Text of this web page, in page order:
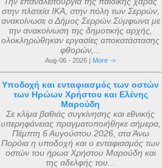
στην πλατεία ΙΚΑ, στην πόλη των Σερρών,
ανακοίνωσε ο Δήμος Σερρών.Σύμφωνα με
την ανακοίνωση της δημοτικής αρχής,
ολοκληρώθηκαν εργασίες αποκατάστασης
φθορών,...
Aug-06 - 2026 | More ->
Υποδοχή και ενταφιασμός των οστών
των Ηρώων Χρήστου και Ελένης
Μαρούδη
Σε κλίμα βαθιάς συγκίνησης και εθνικής
υπερηφάνειας πραγματοποιήθηκε σήμερα,
Πέμπτη 6 Αυγούστου 2026, στα Άνω
Πορόια η υποδοχή και ο ενταφιασμός των
οστών του ήρωα Χρήστου Μαρούδη και
της αδελφής του...